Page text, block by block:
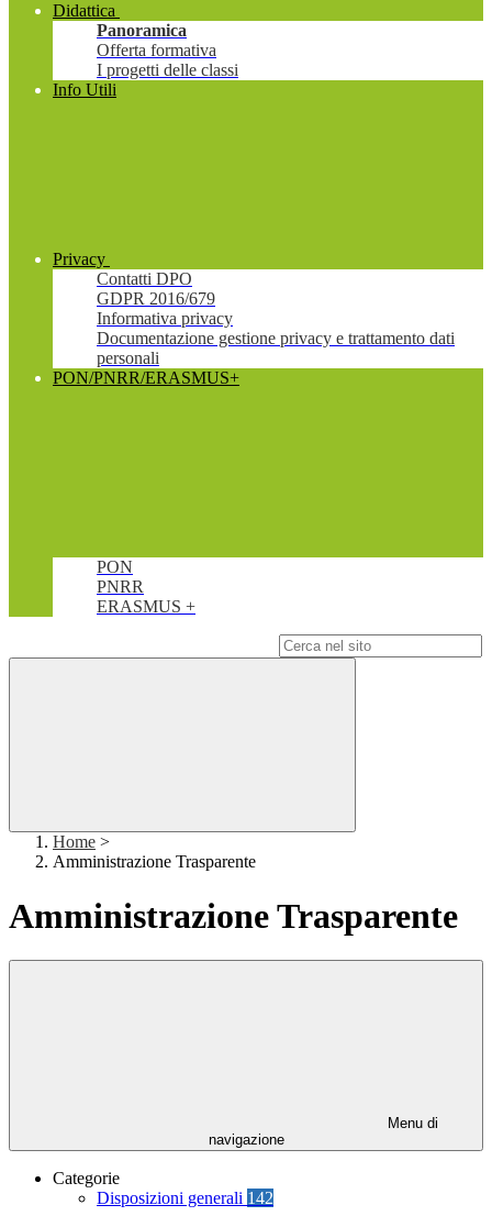
Didattica
Panoramica
Offerta formativa
I progetti delle classi
Info Utili
Privacy
Contatti DPO
GDPR 2016/679
Informativa privacy
Documentazione gestione privacy e trattamento dati
personali
PON/PNRR/ERASMUS+
PON
PNRR
ERASMUS +
Home >
Amministrazione Trasparente
Amministrazione Trasparente
Menu di
navigazione
Categorie
Disposizioni generali 142